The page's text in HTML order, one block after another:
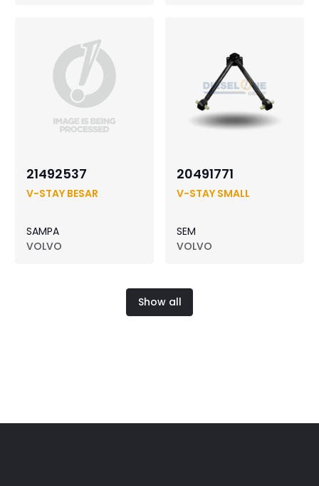
21492537
V-STAY BESAR
SAMPA
VOLVO
20491771
V-STAY SMALL
SEM
VOLVO
Show all